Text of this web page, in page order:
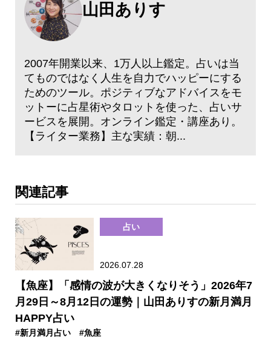
山田ありす
2007年開業以来、1万人以上鑑定。占いは当
てものではなく人生を自力でハッピーにする
ためのツール。ポジティブなアドバイスをモ
ットーに占星術やタロットを使った、占いサ
ービスを展開。オンライン鑑定・講座あり。
【ライター業務】主な実績：朝...
関連記事
占い
2026.07.28
【魚座】「感情の波が大きくなりそう」2026年7
月29日～8月12日の運勢｜山田ありすの新月満月
HAPPY占い
#新月満月占い #魚座